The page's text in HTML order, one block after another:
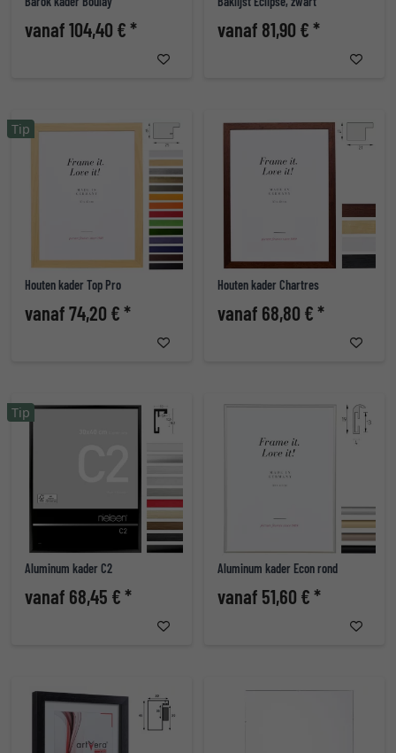
vanaf 104,40 € * vanaf 81,90 € *
Houten kader Top Pro
vanaf 74,20 € *
Tip
Houten kader Chartres
vanaf 68,80 € *
Aluminum kader C2
vanaf 68,45 € *
Tip
Aluminum kader Econ rond
vanaf 51,60 € *